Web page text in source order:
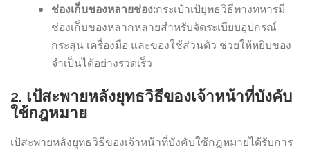
ช่องเก็บของหลายช่อง:กระเป๋าเป้ยุทธวิธีทางทหารมี
ช่องเก็บของหลากหลายสำหรับจัดระเบียบอุปกรณ์
กระสุน เครื่องมือ และของใช้ส่วนตัว ช่วยให้หยิบของ
จำเป็นได้อย่างรวดเร็ว
2. เป้สะพายหลังยุทธวิธีของเจ้าหน้าที่บังคับ
ใช้กฎหมาย
เป้สะพายหลังยุทธวิธีของเจ้าหน้าที่บังคับใช้กฎหมายได้รับการ